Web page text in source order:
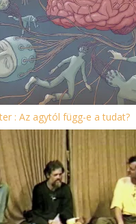
: Az agytól függ-e a tudat?